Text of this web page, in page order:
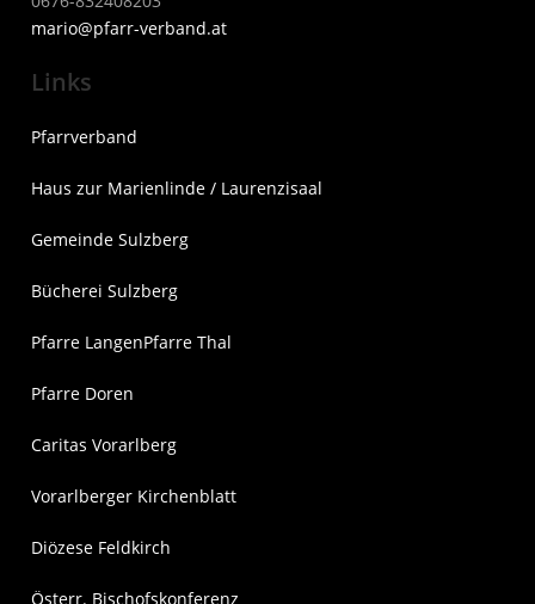
mario@pfarr-verband.at
Links
Pfarrverband
Haus zur Marienlinde / Laurenzisaal
Gemeinde Sulzberg
Bücherei Sulzberg
Pfarre LangenPfarre Thal
Pfarre Doren
Caritas Vorarlberg
Vorarlberger Kirchenblatt
Diözese Feldkirch
Österr. Bischofskonferenz